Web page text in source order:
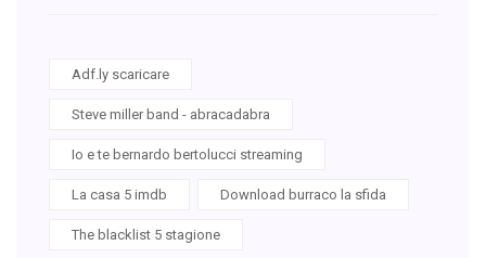
Adf.ly scaricare
Steve miller band - abracadabra
Io e te bernardo bertolucci streaming
La casa 5 imdb Download burraco la sfida
The blacklist 5 stagione